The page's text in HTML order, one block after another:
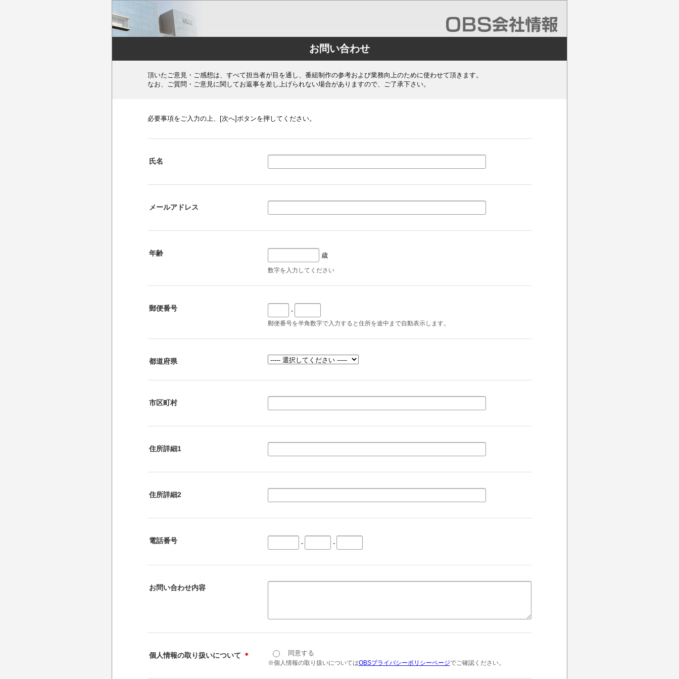
お問い合わせ
頂いたご意見・ご感想は、すべて担当者が目を通し、番組制作の参考および業務向上のために使わせて頂きます。
なお、ご質問・ご意見に関してお返事を差し上げられない場合がありますので、ご了承下さい。
必要事項をご入力の上、[次へ]ボタンを押してください。
氏名
メールアドレス
年齢 歳
数字を入力してください
郵便番号 -
郵便番号を半角数字で入力すると住所を途中まで自動表示します。
都道府県
市区町村
住所詳細1
住所詳細2
電話番号 - -
お問い合わせ内容
個人情報の取り扱いについて ＊ 同意する
※個人情報の取り扱いについてはOBSプライバシーポリシーページでご確認ください。